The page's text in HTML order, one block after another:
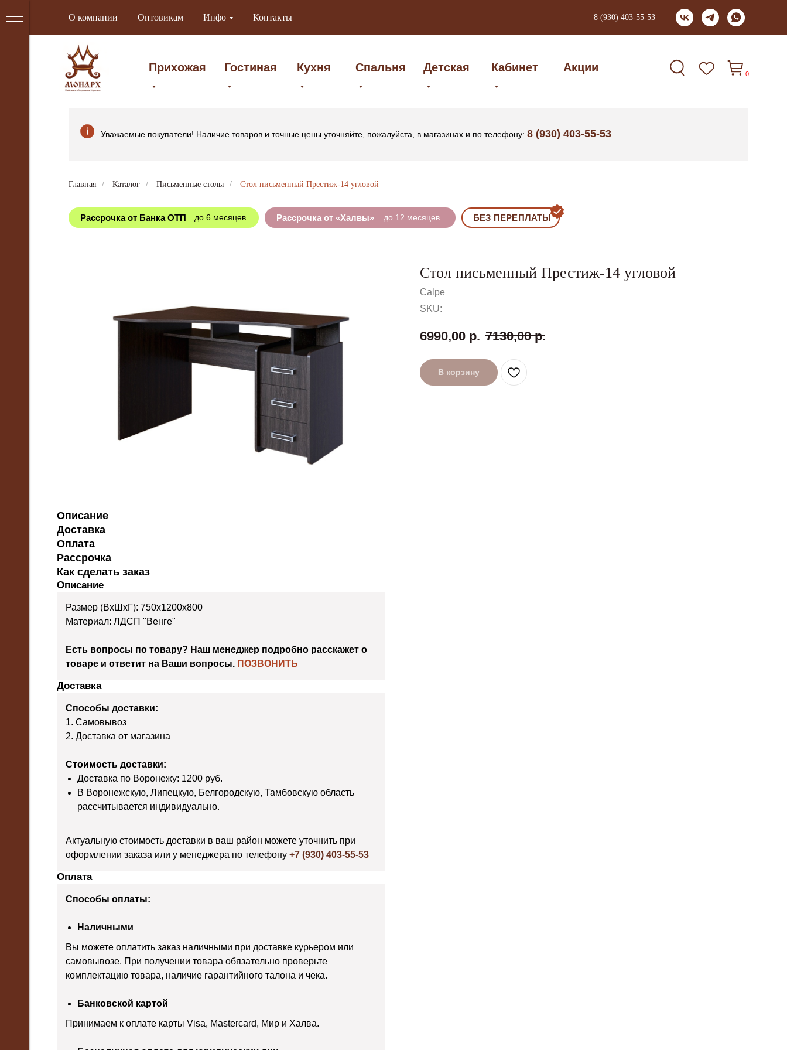
О компании Оптовикам Инфо Контакты 8 (930) 403-55-53
Прихожая Гостиная Кухня Спальня Детская Кабинет Акции 0
Уважаемые покупатели! Наличие товаров и точные цены уточняйте, пожалуйста, в магазинах и по телефону: 8 (930) 403-55-53
Главная / Каталог / Письменные столы / Стол письменный Престиж-14 угловой
Рассрочка от Банка ОТП Рассрочка от «Халвы»
до 6 месяцев до 12 месяцев БЕЗ ПЕРЕПЛАТЫ
Стол письменный Престиж-14 угловой
Calpe
SKU:
6990,00 р. 7130,00 р.
В корзину
Описание
Доставка
Оплата
Рассрочка
Как сделать заказ
Описание
Размер (ВхШхГ): 750х1200х800
Материал: ЛДСП "Венге"
Есть вопросы по товару? Наш менеджер подробно расскажет о
товаре и ответит на Ваши вопросы. ПОЗВОНИТЬ
Доставка
Способы доставки:
1. Самовывоз
2. Доставка от магазина
Стоимость доставки:
Доставка по Воронежу: 1200 руб.
В Воронежскую, Липецкую, Белгородскую, Тамбовскую область
рассчитывается индивидуально.
Актуальную стоимость доставки в ваш район можете уточнить при
оформлении заказа или у менеджера по телефону +7 (930) 403-55-53
Оплата
Способы оплаты:
Наличными
Вы можете оплатить заказ наличными при доставке курьером или
самовывозе. При получении товара обязательно проверьте
комплектацию товара, наличие гарантийного талона и чека.
Банковской картой
Принимаем к оплате карты Visa, Mastercard, Мир и Халва.